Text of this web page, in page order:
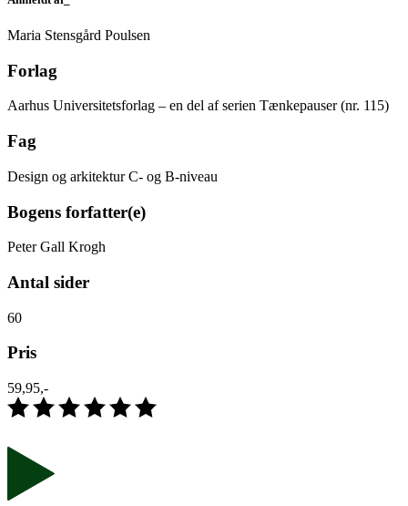
Maria Stensgård Poulsen
Forlag
Aarhus Universitetsforlag – en del af serien Tænkepauser (nr. 115)
Fag
Design og arkitektur C- og B-niveau
Bogens forfatter(e)
Peter Gall Krogh
Antal sider
60
Pris
59,95,-